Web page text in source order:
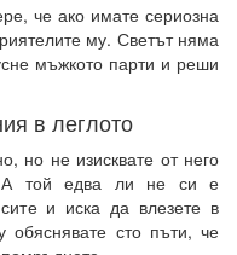
че ако имате сериозна
му. Светът няма
мъжкото парти и реши
в леглото
но не изисквате от него
А той едва ли не си е
и иска да влезете в
обяснявате сто пъти, че